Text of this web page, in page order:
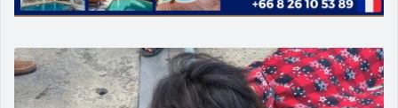
Campagne de sécurité routière ‘Seven Days of Danger’ de